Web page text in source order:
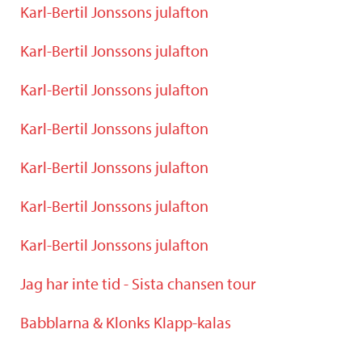
Karl-Bertil Jonssons julafton
Karl-Bertil Jonssons julafton
Karl-Bertil Jonssons julafton
Karl-Bertil Jonssons julafton
Karl-Bertil Jonssons julafton
Karl-Bertil Jonssons julafton
Karl-Bertil Jonssons julafton
Jag har inte tid - Sista chansen tour
Babblarna & Klonks Klapp-kalas